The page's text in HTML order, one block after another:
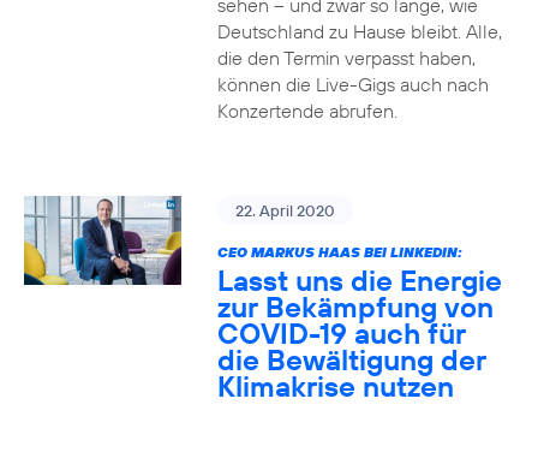
sehen – und zwar so lange, wie
Deutschland zu Hause bleibt. Alle,
die den Termin verpasst haben,
können die Live-Gigs auch nach
Konzertende abrufen.
22. April 2020
CEO MARKUS HAAS BEI LINKEDIN:
Lasst uns die Energie
zur Bekämpfung von
COVID-19 auch für
die Bewältigung der
Klimakrise nutzen